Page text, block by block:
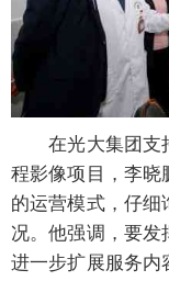
在光大集团支持
程影像项目，李晓
的运营模式，仔细
况。他强调，要发
进一步扩展服务内